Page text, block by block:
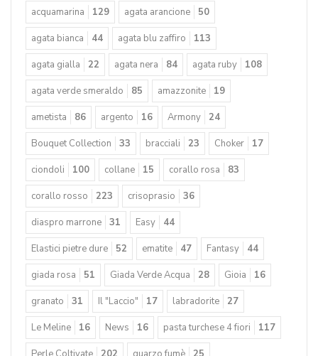
acquamarina 129 agata arancione 50
agata bianca 44 agata blu zaffiro 113
agata gialla 22 agata nera 84 agata ruby 108
agata verde smeraldo 85 amazzonite 19
ametista 86 argento 16 Armony 24
Bouquet Collection 33 bracciali 23 Choker 17
ciondoli 100 collane 15 corallo rosa 83
corallo rosso 223 crisoprasio 36
diaspro marrone 31 Easy 44
Elastici pietre dure 52 ematite 47 Fantasy 44
giada rosa 51 Giada Verde Acqua 28 Gioia 16
granato 31 Il "Laccio" 17 labradorite 27
Le Meline 16 News 16 pasta turchese 4 fiori 117